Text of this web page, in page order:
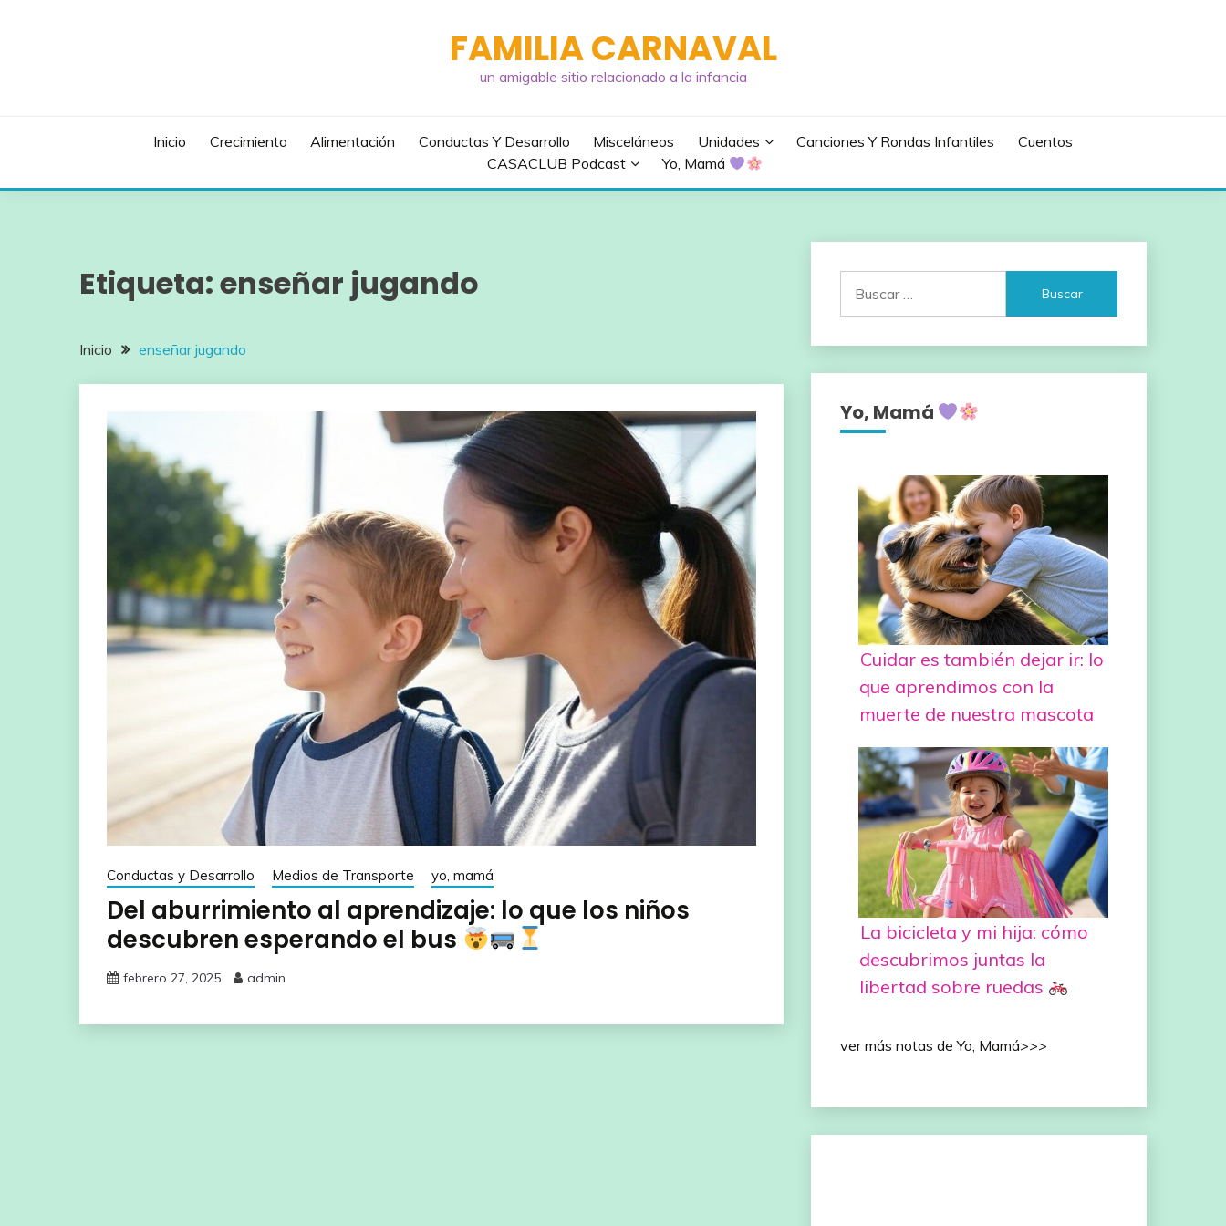
FAMILIA CARNAVAL
un amigable sitio relacionado a la infancia
Inicio Crecimiento Alimentación Conductas Y Desarrollo Misceláneos Unidades Canciones Y Rondas Infantiles
Cuentos
CASACLUB Podcast
Yo, Mamá
Etiqueta:enseñar jugando
Inicio enseñar jugando
Conductas y Desarrollo Medios de Transporte yo, mamá
Del aburrimiento al aprendizaje: lo que los niños
descubren esperando el bus
febrero 27, 2025 admin
Yo, Mamá
Cuidar es también dejar ir: lo
que aprendimos con la
muerte de nuestra mascota
La bicicleta y mi hija: cómo
descubrimos juntas la
libertad sobre ruedas
ver más notas de Yo, Mamá>>>